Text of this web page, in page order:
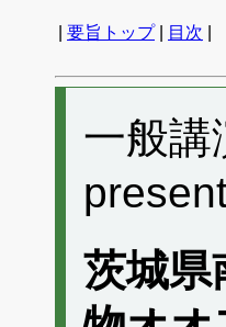
要旨トップ| 目次
一般
茨城県